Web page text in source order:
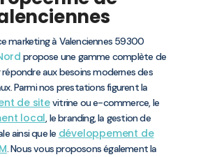
marketing à Valenciennes 59300
propose une gamme complète de
aux besoins modernes des
Parmi nos prestations figurent la
de sitevitrine ou e-commerce, le
local, le branding, la gestion de
ainsi que le développement de
. Nous vous proposons également la